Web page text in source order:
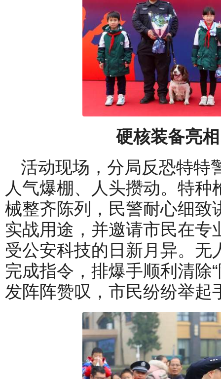
硬核装备亮
活动现场，分局反恐特特
人气爆棚、人头攒动。特
械整齐陈列，民警耐心细致
实战用途，并邀请市民在
受公安科技的日新月异。
完成指令，排爆手顺利清除
发阵阵赞叹，市民纷纷举起